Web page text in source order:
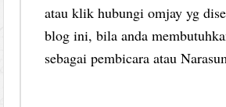
atau klik hubungi omjay yg
blog ini, bila anda
sebagai pembicara atau